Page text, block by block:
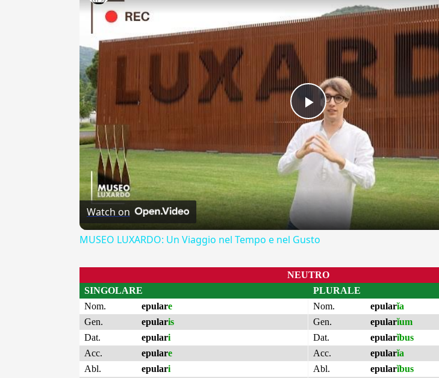
Play
Video
Watch on
MUSEO LUXARDO: Un Viaggio nel Tempo e nel Gusto
NEUTRO
SINGOLARE
Nom.
epulare
Gen.
epularis
Dat.
epulari
Acc.
epulare
Abl.
epulari
PLURALE
Nom.
epularĭa
Gen.
epularĭum
Dat.
epularĭbus
Acc.
epularĭa
Abl.
epularĭbus